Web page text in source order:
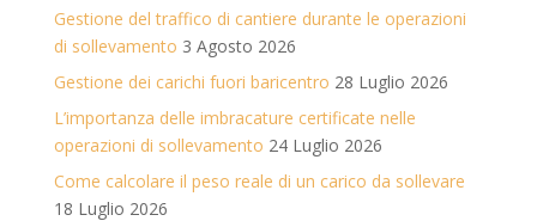
Gestione del traffico di cantiere durante le operazioni
di sollevamento 3 Agosto 2026
Gestione dei carichi fuori baricentro 28 Luglio 2026
L’importanza delle imbracature certificate nelle
operazioni di sollevamento 24 Luglio 2026
Come calcolare il peso reale di un carico da sollevare
18 Luglio 2026